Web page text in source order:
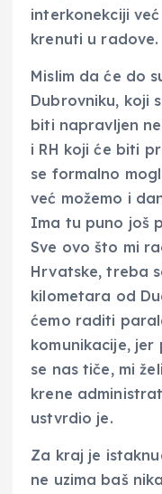
interkonekciji
krenuti u radove.
Mislim da će do
Dubrovniku, koji
biti napravljen
i RH koji će biti
se formalno
već možemo i
Ima tu puno još
Sve ovo što mi
Hrvatske, treba
kilometara od
ćemo raditi
komunikacije,
se nas tiče, mi
krene
ustvrdio je.
Za kraj je
ne uzima baš